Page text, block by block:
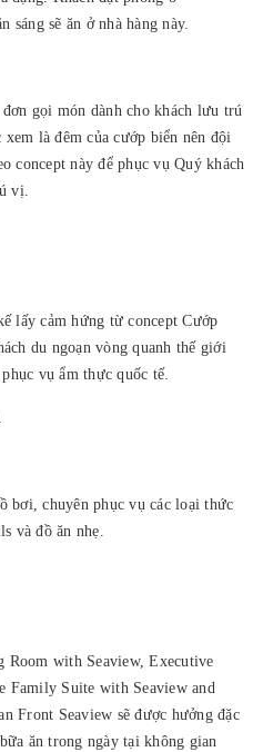
sáng sẽ ăn ở nhà hàng này.
gọi món dành cho khách lưu trú
là đêm của cướp biển nên đội
concept này để phục vụ Quý khách
vị.
lấy cảm hứng từ concept Cướp
du ngoạn vòng quanh thế giới
vụ ẩm thực quốc tế.
bơi, chuyên phục vụ các loại thức
và đồ ăn nhẹ.
Room with Seaview, Executive
Family Suite with Seaview and
Front Seaview sẽ được hưởng đặc
ăn trong ngày tại không gian